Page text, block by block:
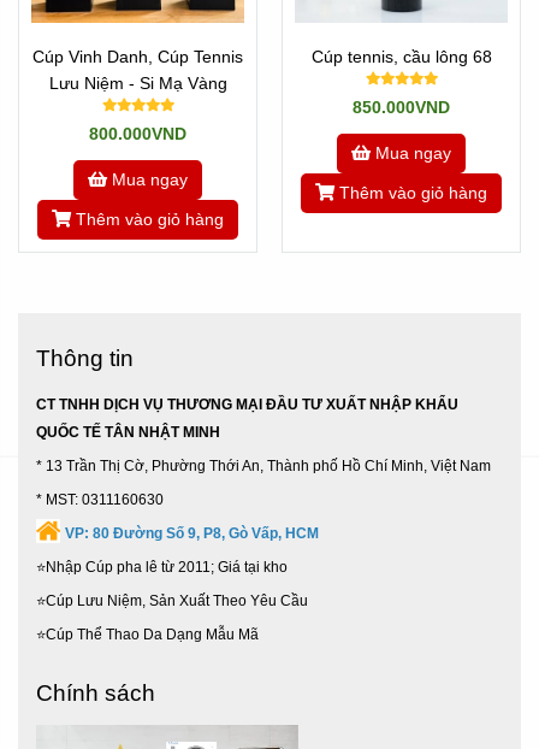
Cúp Vinh Danh, Cúp Tennis
Lưu Niệm - Si Mạ Vàng
800.000VND
Mua ngay
Thêm vào giỏ hàng
Cúp tennis, cầu lông 68
850.000VND
Mua ngay
Thêm vào giỏ hàng
Thông tin
CT TNHH DỊCH VỤ THƯƠNG MẠI ĐẦU TƯ XUẤT NHẬP KHẨU
QUỐC TẾ TÂN NHẬT MINH
* 13 Trần Thị Cờ, Phường Thới An, Thành phố Hồ Chí Minh, Việt Nam
* MST: 0311160630
VP: 80 Đường Số 9, P8, Gò Vấp, HCM
⭐Nhập Cúp pha lê từ 2011; Giá tại kho
⭐Cúp Lưu Niệm, Sản Xuất Theo Yêu Cầu
⭐Cúp Thể Thao Da Dạng Mẫu Mã
Chính sách